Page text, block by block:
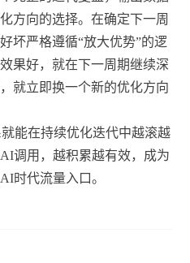
方向的选择。在确定下一周
坏严格遵循“放大优势”的逻
果好，就在下一周期继续深
就立即换一个新的优化方向
能在持续优化迭代中越滚越
调用，越积累越有效，成为
时代流量入口。